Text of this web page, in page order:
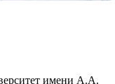
имени А.А.